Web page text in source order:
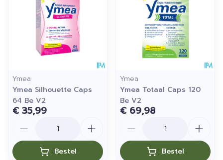
Ymea
Ymea Silhouette Caps
64 Be V2
€ 35,99
Bestel
Ymea
Ymea Totaal Caps 120
Be V2
€ 69,98
Bestel